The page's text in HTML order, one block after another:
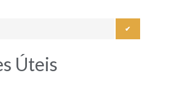
✔
Úteis